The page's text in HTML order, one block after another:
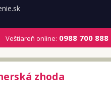
Veštiareň online: 0988 700 888
zhoda